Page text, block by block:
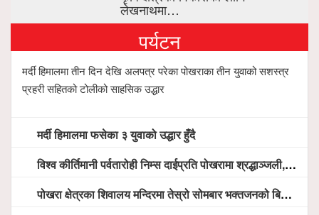
लेखनाथमा…
पर्यटन
मर्दी हिमालमा तीन दिन देखि अलपत्र परेका पोखराका तीन युवाको सशस्त्र
प्रहरी सहितको टोलीको साहसिक उद्धार
मर्दी हिमालमा फसेका ३ युवाको उद्धार हुँदै
विश्व कीर्तिमानी पर्वतारोही निम्स दाईप्रति पोखरामा श्रद्धाञ्जली, दीप प्रज्वलन गर्दै योगदानको प्रशंसा (भिडियो सहित)
पोखरा क्षेत्रका शिवालय मन्दिरमा तेस्रो सोमबार भक्तजनको बिहानैदेखि घुइँचो